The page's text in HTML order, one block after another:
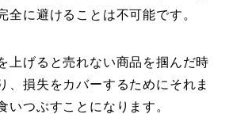
全に避けることは不可能です。
上げると売れない商品を掴んだ時
、損失をカバーするためにそれま
いつぶすことになります。